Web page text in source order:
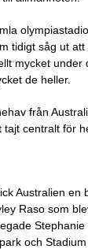
tidigt såg ut
mycket
de heller.
från
centralt för
Australien en
Raso som
och Stadium